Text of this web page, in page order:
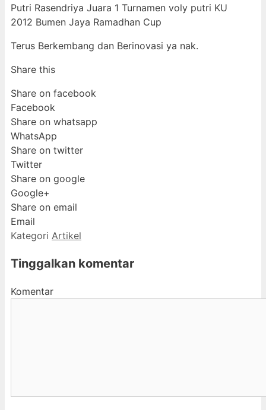
Putri Rasendriya Juara 1 Turnamen voly putri KU
2012 Bumen Jaya Ramadhan Cup
Terus Berkembang dan Berinovasi ya nak.
Share this
Share on facebook
Facebook
Share on whatsapp
WhatsApp
Share on twitter
Twitter
Share on google
Google+
Share on email
Email
Kategori Artikel
Tinggalkan komentar
Komentar